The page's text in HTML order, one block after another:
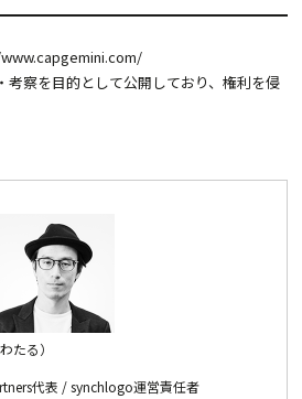
察を目的として公開しており、権利を侵
たる）
代表 / synchlogo運営責任者